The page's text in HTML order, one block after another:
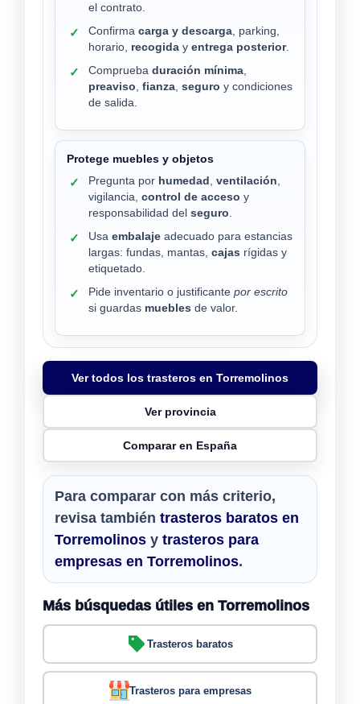
el contrato.
✓ Confirma carga y descarga, parking,
horario, recogida y entrega posterior.
✓ Comprueba duración mínima,
preaviso, fianza, seguro y condiciones
de salida.
Protege muebles y objetos
✓ Pregunta por humedad , ventilación,
vigilancia, control de acceso y
responsabilidad del seguro.
✓ Usa embalaje adecuado para estancias
largas: fundas, mantas, cajas rígidas y
etiquetado.
✓ Pide inventario o justificante por escrito
si guardas muebles de valor.
Ver todos los trasteros en Torremolinos
Ver provincia
Comparar en España
Para comparar con más criterio,
revisa también trasteros baratos en
Torremolinos y trasteros para
empresas en Torremolinos.
Más búsquedas útiles en Torremolinos
Trasteros baratos
Trasteros para empresas